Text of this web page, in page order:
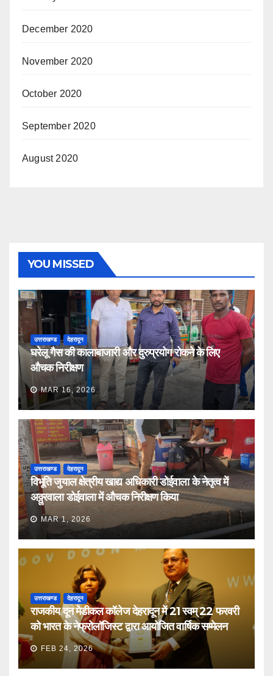
December 2020
November 2020
October 2020
September 2020
August 2020
YOU MISSED
उत्तराखण्ड देहरादून
घरेलू गैस की कालाबाजारी और दुरुप्रयोग रोकने के लिए
औचक निरीक्षण
MAR 16, 2026
उत्तराखण्ड देहरादून
विभूति जुयाल क्षेत्रीय खाद्य अधिकारी डोईवाला के नेतृत्व में
अठ्ठुरवाला डोईवाला में औचक निरीक्षण किया
MAR 1, 2026
उत्तराखण्ड देहरादून
राजकीय दून मेडीकल कॉलेज देहरादून में 21 स्वम् 22 फरवरी
को भारत के नेफ्रोलॉजिस्ट द्वारा आयोजित वार्षिक सम्मेलन
FEB 24, 2026